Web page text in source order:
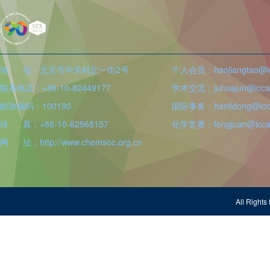
地 址：北京市中关村北一街2号
联系电话：+86-10-82449177
邮政编码：100190
传 真：+86-10-62568157
网 址：http://www.chemsoc.org.cn
个人会员：
学术交流：
国际事务：
化学竞赛：
All Rights